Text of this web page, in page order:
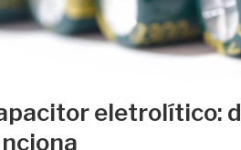
eletrolítico: